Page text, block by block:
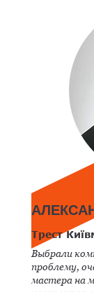
Трест
Выбрали
проблему,
мастера на